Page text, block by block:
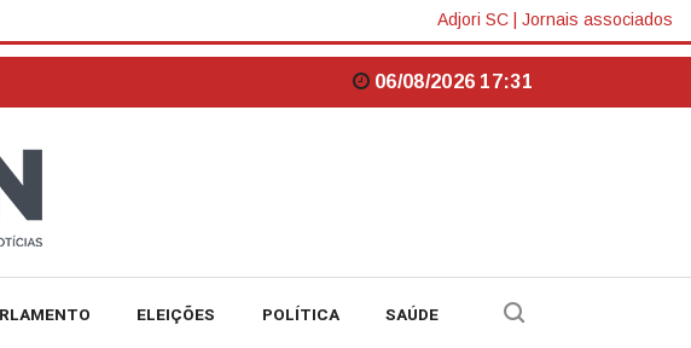
Adjori SC Jornais associados
06/08/2026 17:31
ELEIÇÕES POLÍTICA SAÚDE